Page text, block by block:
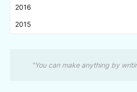
2016
2015
"You can make anything by